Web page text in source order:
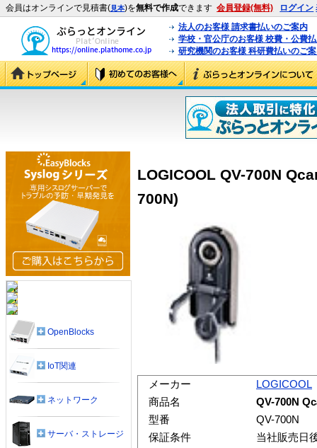
会員はオンラインで見積書(見本)を無料で作成できます 会員登録(無料) ログイン
法人のお客様 請求書払いのご案内
学校・官公庁のお客様 校費・公費
研究機関のお客様 科研費払いのご
LOGICOOL QV-700N
700N)
メーカー
LOGICOOL
商品名
QV-700N
型番
QV-700N
保証条件
当社販売日
OpenBlocks
IoT関連
ネットワーク
サーバ・ストレージ